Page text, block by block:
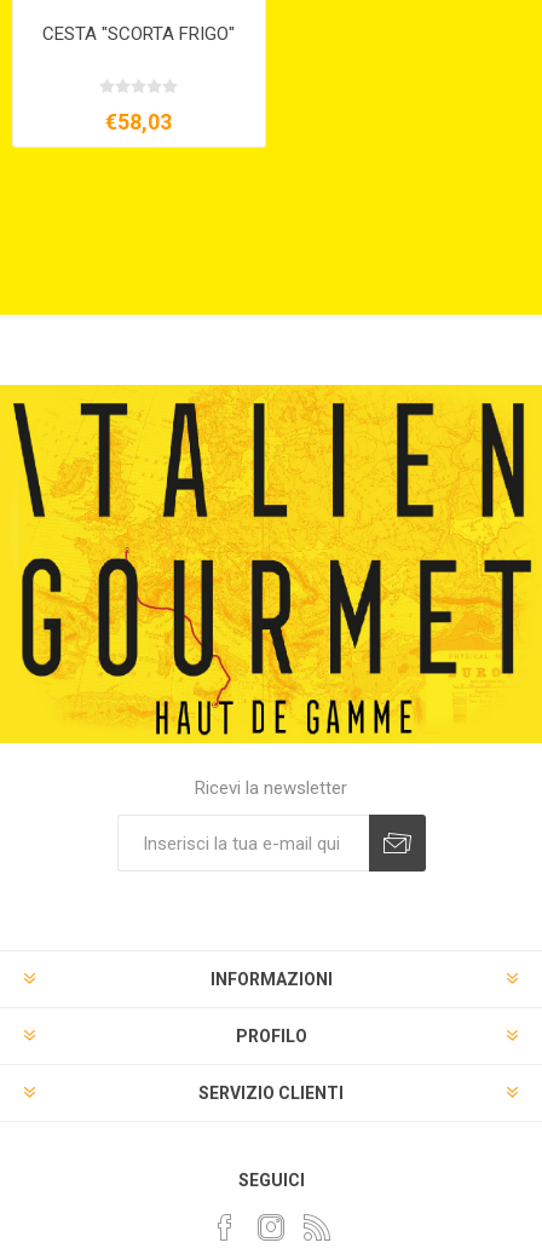
CESTA "SCORTA FRIGO"
€58,03
Ricevi la newsletter
INFORMAZIONI
PROFILO
SERVIZIO CLIENTI
SEGUICI